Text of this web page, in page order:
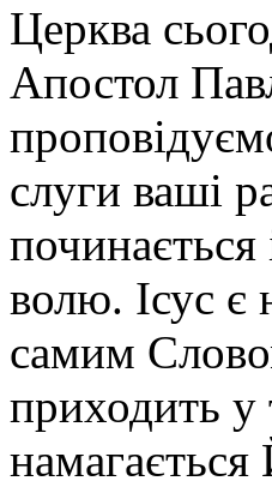
Церква
Апостол
слуги ваші
починається
волю. Ісус є
самим
приходить у